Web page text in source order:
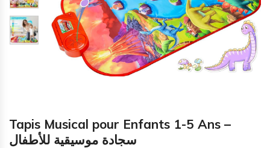
Tapis Musical pour Enfants 1-5 Ans –
سجادة موسيقية للأطفال